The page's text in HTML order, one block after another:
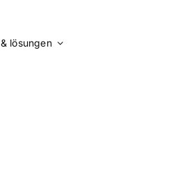
lösungen